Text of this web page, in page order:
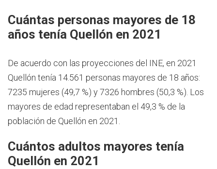
Cuántas personas mayores de 18
años tenía Quellón en 2021
De acuerdo con las proyecciones del INE, en 2021
Quellón tenía 14.561 personas mayores de 18 años:
7235 mujeres (49,7 %) y 7326 hombres (50,3 %). Los
mayores de edad representaban el 49,3 % de la
población de Quellón en 2021.
Cuántos adultos mayores tenía
Quellón en 2021